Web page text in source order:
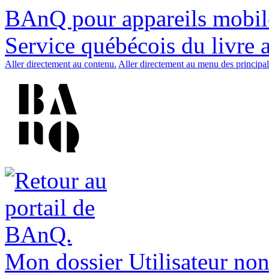
BAnQ pour appareils
Service québécois du livre
Aller directement au contenu. Aller directement au menu des
Mon dossier Utilisateur